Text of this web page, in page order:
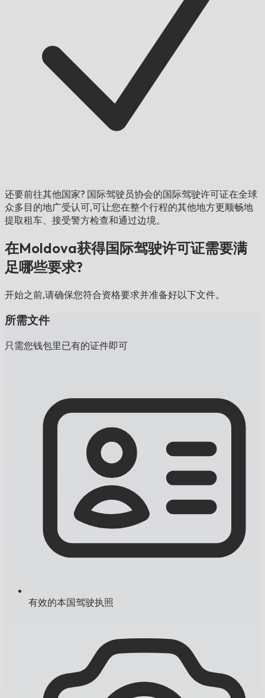
还要前往其他国家? 国际驾驶员协会的国际驾驶许可证在全球
众多目的地广受认可,可让您在整个行程的其他地方更顺畅地
提取租车、接受警方检查和通过边境。
在Moldova获得国际驾驶许可证需要满
足哪些要求?
开始之前,请确保您符合资格要求并准备好以下文件。
所需文件
只需您钱包里已有的证件即可
有效的本国驾驶执照